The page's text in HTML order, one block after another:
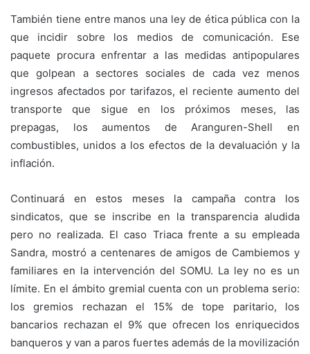
También tiene entre manos una ley de ética pública con la
que incidir sobre los medios de comunicación. Ese
paquete procura enfrentar a las medidas antipopulares
que golpean a sectores sociales de cada vez menos
ingresos afectados por tarifazos, el reciente aumento del
transporte que sigue en los próximos meses, las
prepagas, los aumentos de Aranguren-Shell en
combustibles, unidos a los efectos de la devaluación y la
inflación.
Continuará en estos meses la campaña contra los
sindicatos, que se inscribe en la transparencia aludida
pero no realizada. El caso Triaca frente a su empleada
Sandra, mostró a centenares de amigos de Cambiemos y
familiares en la intervención del SOMU. La ley no es un
límite. En el ámbito gremial cuenta con un problema serio:
los gremios rechazan el 15% de tope paritario, los
bancarios rechazan el 9% que ofrecen los enriquecidos
banqueros y van a paros fuertes además de la movilización